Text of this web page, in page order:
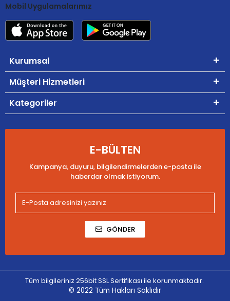
Mobil Uygulamalarımız
Kurumsal
Müşteri Hizmetleri
Kategoriler
E-BÜLTEN
Kampanya, duyuru, bilgilendirmelerden e-posta ile
haberdar olmak istiyorum.
GÖNDER
Tüm bilgileriniz 256bit SSL Sertifikası ile korunmaktadır.
© 2022 Tüm Hakları Saklıdır